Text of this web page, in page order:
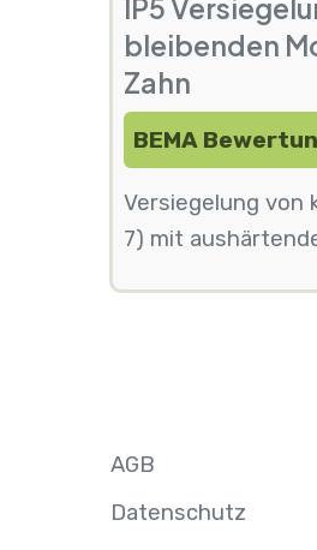
IP5
bleibenden
Zahn
BEMA
Versiegelung von
7) mit
AGB
Datenschutz